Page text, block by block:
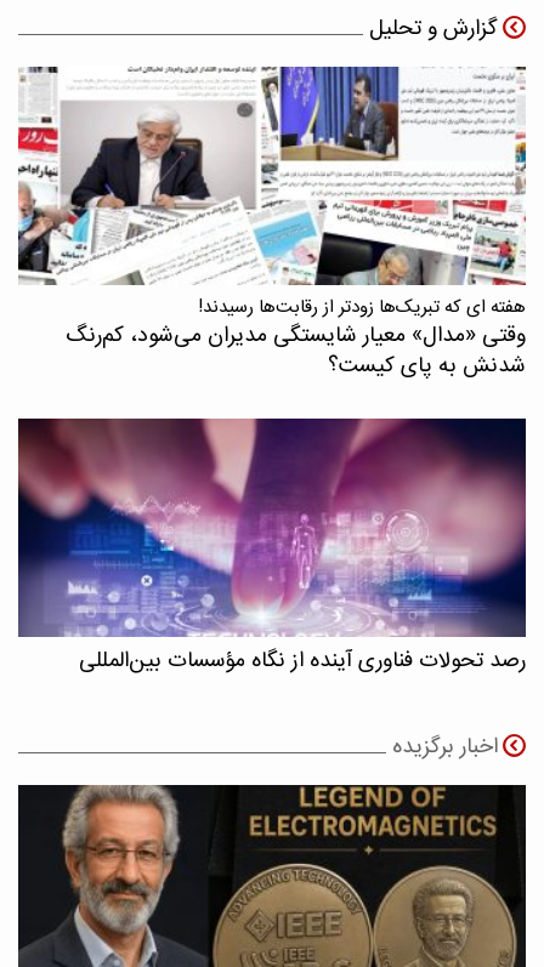
گزارش و تحلیل
هفته ای که تبریک‌ها زودتر از رقابت‌ها رسیدند!
وقتی «مدال‌» معیار شایستگی مدیران می‌شود، کم‌رنگ
شدنش به پای کیست؟
رصد تحولات فناوری آینده از نگاه مؤسسات بین‌المللی
اخبار برگزیده